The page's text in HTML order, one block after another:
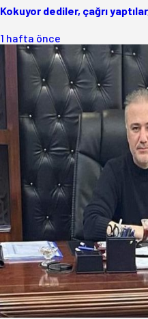
Kokuyor dediler, çağrı
1 hafta önce